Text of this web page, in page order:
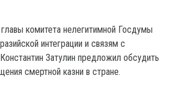
комитета нелегитимной Госдумы
интеграции и связям с
Затулин предложил обсудить
смертной казни в стране.